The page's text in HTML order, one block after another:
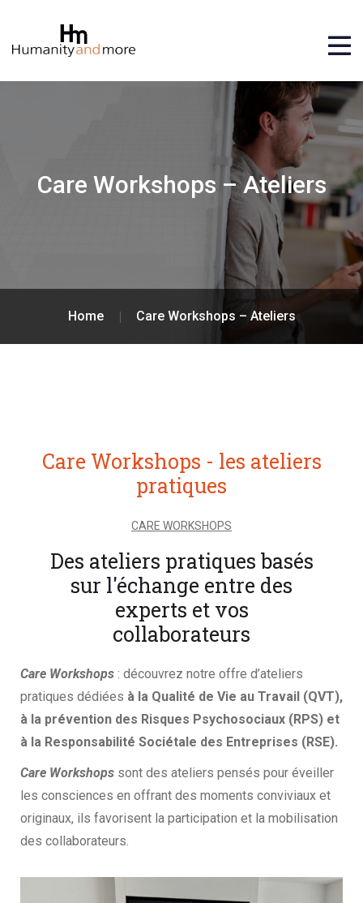
Care Workshops – Ateliers
Home Care Workshops – Ateliers
Care Workshops - les ateliers
pratiques
CARE WORKSHOPS
Des ateliers pratiques basés
sur l'échange entre des
experts et vos
collaborateurs
Care Workshops : découvrez notre offre d’ateliers
pratiques dédiées à la Qualité de Vie au Travail (QVT),
à la prévention des Risques Psychosociaux (RPS) et
à la Responsabilité Sociétale des Entreprises (RSE).
Care Workshops sont des ateliers pensés pour éveiller
les consciences en offrant des moments conviviaux et
originaux, ils favorisent la participation et la mobilisation
des collaborateurs.